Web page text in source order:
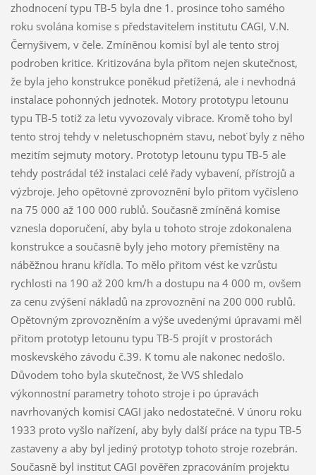
zhodnocení typu TB-5 byla dne 1. prosince toho samého
roku svolána komise s představitelem institutu CAGI, V.N.
Černyšivem, v čele. Zmíněnou komisí byl ale tento stroj
podroben kritice. Kritizována byla přitom nejen skutečnost,
že byla jeho konstrukce poněkud přetížená, ale i nevhodná
instalace pohonných jednotek. Motory prototypu letounu
typu TB-5 totiž za letu vyvozovaly vibrace. Kromě toho byl
tento stroj tehdy v neletuschopném stavu, neboť byly z něho
mezitím sejmuty motory. Prototyp letounu typu TB-5 ale
tehdy postrádal též instalaci celé řady vybavení, přístrojů a
výzbroje. Jeho opětovné zprovoznění bylo přitom vyčísleno
na 75 000 až 100 000 rublů. Současně zmíněná komise
vznesla doporučení, aby byla u tohoto stroje zdokonalena
konstrukce a současně byly jeho motory přemístěny na
náběžnou hranu křídla. To mělo přitom vést ke vzrůstu
rychlosti na 190 až 200 km/h a dostupu na 4 000 m, ovšem
za cenu zvýšení nákladů na zprovoznění na 200 000 rublů.
Opětovným zprovozněním a výše uvedenými úpravami měl
přitom prototyp letounu typu TB-5 projít v prostorách
moskevského závodu č.39. K tomu ale nakonec nedošlo.
Důvodem toho byla skutečnost, že VVS shledalo
výkonnostní parametry tohoto stroje i po úpravách
navrhovaných komisí CAGI jako nedostatečné. V únoru roku
1933 proto vyšlo nařízení, aby byly další práce na typu TB-5
zastaveny a aby byl jediný prototyp tohoto stroje rozebrán.
Současně byl institut CAGI pověřen zpracováním projektu